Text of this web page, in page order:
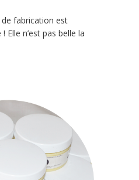
fabrication est
Elle n’est pas belle la